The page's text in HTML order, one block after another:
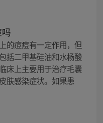
的痘痘有一定作用，但
括二甲基硅油和水杨酸
床上主要用于治疗毛囊
肤感染症状。如果患